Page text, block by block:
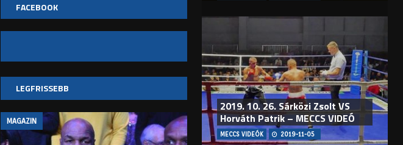
FACEBOOK
LEGFRISSEBB
MAGAZIN
2019. 10. 26. Sárközi Zsolt VS
Horváth Patrik – MECCS VIDEÓ
MECCS VIDEÓK 2019-11-05